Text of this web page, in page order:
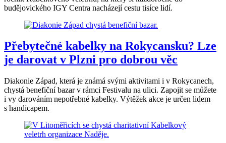
budějovického IGY Centra nacházejí cestu tisíce lidí.
Přebytečné kabelky na Rokycansku? Lze
je darovat v Plzni pro dobrou věc
Diakonie Západ, která je známá svými aktivitami i v Rokycanech,
chystá benefiční bazar v rámci Festivalu na ulici. Zapojit se můžete
i vy darováním nepotřebné kabelky. Výtěžek akce je určen lidem
s handicapem.